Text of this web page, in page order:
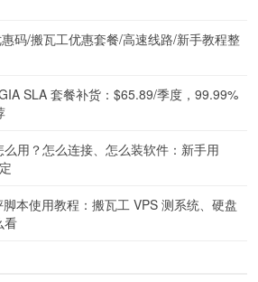
码/搬瓦工优惠套餐/高速线路/新手教程整
SLA 套餐补货：$65.89/季度，99.99%
用？怎么连接、怎么装软件：新手用
本使用教程：搬瓦工 VPS 测系统、硬盘
看